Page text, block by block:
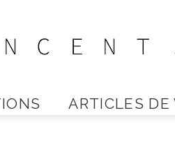
ARTICLES DE